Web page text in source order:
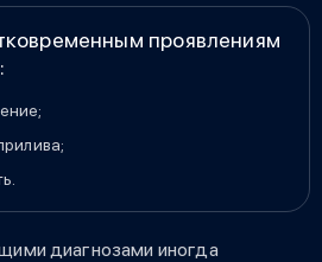
проявлениям
диагнозами иногда